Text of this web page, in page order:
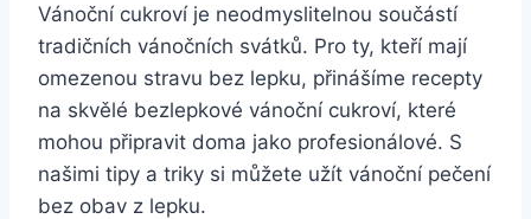
Vánoční cukroví je neodmyslitelnou součástí
tradičních vánočních svátků. Pro ty, kteří mají
omezenou stravu bez lepku, přinášíme recepty
na skvělé bezlepkové vánoční cukroví, které
mohou připravit doma jako profesionálové. S
našimi tipy a triky si můžete užít vánoční pečení
bez obav z lepku.